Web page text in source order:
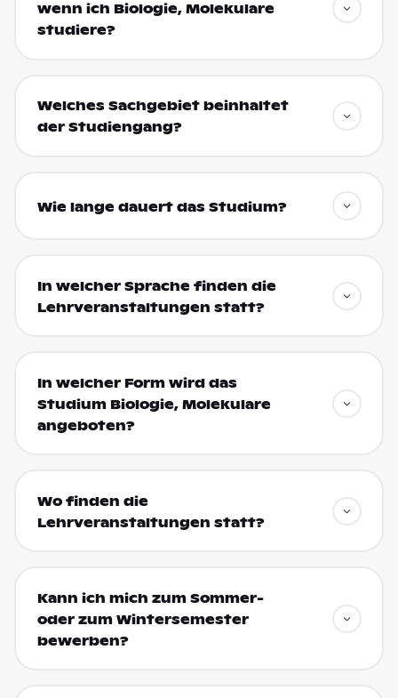
wenn ich Biologie, Molekulare
studiere?
Welches Sachgebiet beinhaltet
der Studiengang?
Wie lange dauert das Studium?
In welcher Sprache finden die
Lehrveranstaltungen statt?
In welcher Form wird das
Studium Biologie, Molekulare
angeboten?
Wo finden die
Lehrveranstaltungen statt?
Kann ich mich zum Sommer-
oder zum Wintersemester
bewerben?